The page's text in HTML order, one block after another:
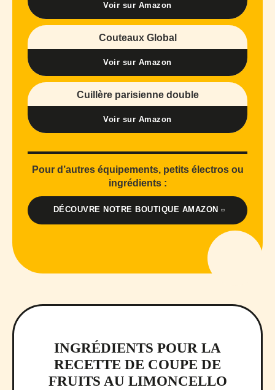
Voir sur Amazon
Couteaux Global
Voir sur Amazon
Cuillère parisienne double
Voir sur Amazon
Pour d’autres équipements, petits électros ou
ingrédients :
DÉCOUVRE NOTRE BOUTIQUE AMAZON
INGRÉDIENTS POUR LA
RECETTE DE COUPE DE
FRUITS AU LIMONCELLO